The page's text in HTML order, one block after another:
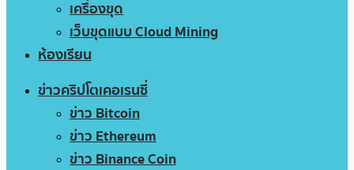
เครื่องขุด
เว็บขุดแบบ Cloud Mining
ห้องเรียน
ข่าวคริปโตเคอเรนซี่
ข่าว Bitcoin
ข่าว Ethereum
ข่าว Binance Coin